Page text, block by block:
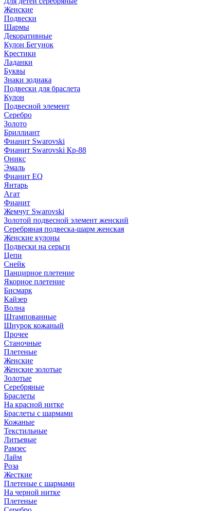
Женские
Подвески
Шармы
Декоративные
Кулон Бегунок
Крестики
Ладанки
Буквы
Знаки зодиака
Подвески для браслета
Кулон
Подвесной элемент
Серебро
Золото
Бриллиант
Фианит Swarovski
Фианит Swarovski Кр-88
Оникс
Эмаль
Фианит EQ
Янтарь
Агат
Фианит
Жемчуг Swarovski
Золотой подвесной элемент женcкий
Серебряная подвеска-шарм женская
Женские кулоны
Подвески на серьги
Цепи
Снейк
Панцирное плетение
Якорное плетение
Бисмарк
Кайзер
Волна
Штампованные
Шнурок кожаный
Прочее
Станочные
Плетеные
Женские
Женские золотые
Золотые
Серебряные
Браслеты
На красной нитке
Браслеты с шармами
Кожаные
Текстильные
Литьевые
Рамзес
Лайм
Роза
Жесткие
Плетеные с шармами
На черной нитке
Плетеные